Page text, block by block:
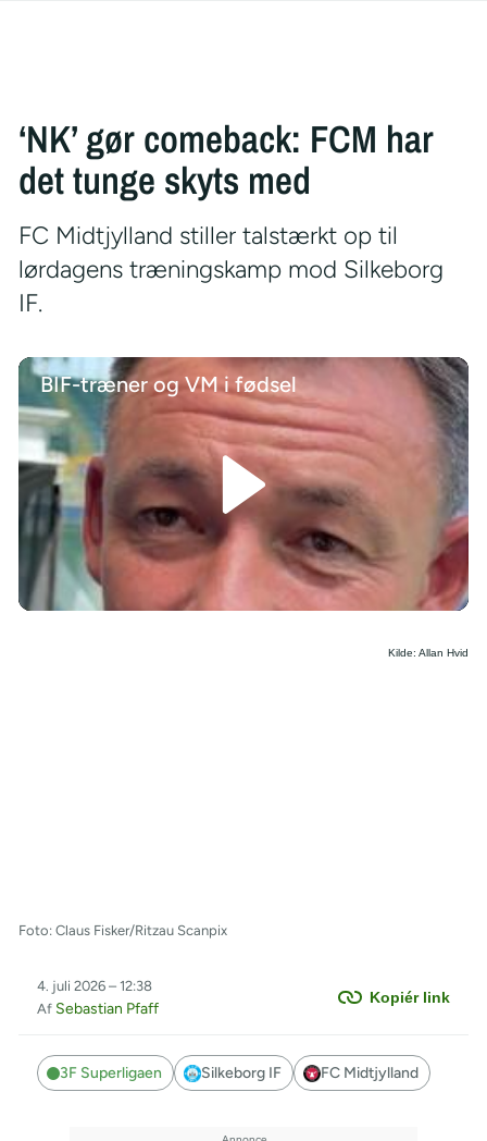
‘NK’ gør comeback: FCM har
det tunge skyts med
FC Midtjylland stiller talstærkt op til
lørdagens træningskamp mod Silkeborg
IF.
BIF-træner og VM i fødsel
Kilde: Allan Hvid
Foto: Claus Fisker/Ritzau Scanpix
Kopiér link
4. juli 2026 – 12:38
Af Sebastian Pfaff
3F Superligaen Silkeborg IF FC Midtjylland